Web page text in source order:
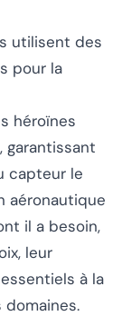
utilisent des
pour la
héroïnes
garantissant
capteur le
aéronautique
il a besoin,
leur
à la